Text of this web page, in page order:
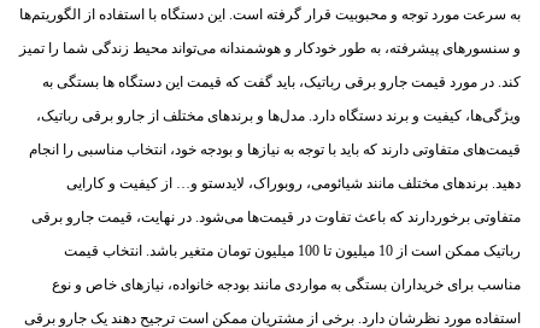
به سرعت مورد توجه و محبوبیت قرار گرفته است. این دستگاه با استفاده از الگوریتم‌ها
و سنسورهای پیشرفته، به طور خودکار و هوشمندانه می‌تواند محیط زندگی شما را تمیز
کند. در مورد قیمت جارو برقی رباتیک، باید گفت که قیمت این دستگاه ها بستگی به
ویژگی‌ها، کیفیت و برند دستگاه دارد. مدل‌ها و برندهای مختلف از جارو برقی رباتیک،
قیمت‌های متفاوتی دارند که باید با توجه به نیازها و بودجه خود، انتخاب مناسبی را انجام
دهید. برندهای مختلف مانند شیائومی، روبوراک، لایدستو و… از کیفیت و کارایی
متفاوتی برخوردارند که باعث تفاوت در قیمت‌ها می‌شود. در نهایت، قیمت جارو برقی
رباتیک ممکن است از 10 میلیون تا 100 میلیون تومان متغیر باشد. انتخاب قیمت
مناسب برای خریداران بستگی به مواردی مانند بودجه خانواده، نیازهای خاص و نوع
استفاده مورد نظرشان دارد. برخی از مشتریان ممکن است ترجیح دهند یک جارو برقی